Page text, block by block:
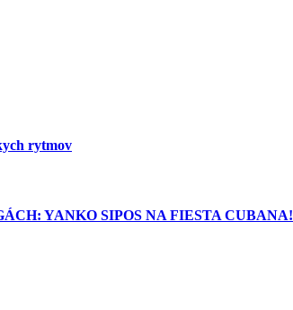
rytmov
YANKO SIPOS NA FIESTA CUBANA!